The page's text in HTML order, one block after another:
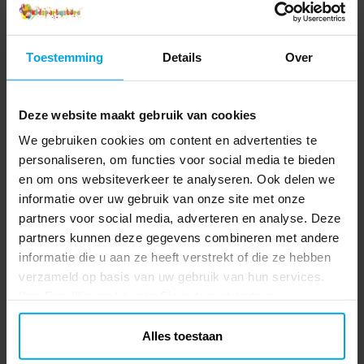
Toestemming Details Over
Deze website maakt gebruik van cookies
We gebruiken cookies om content en advertenties te
personaliseren, om functies voor social media te bieden
en om ons websiteverkeer te analyseren. Ook delen we
informatie over uw gebruik van onze site met onze
partners voor social media, adverteren en analyse. Deze
partners kunnen deze gegevens combineren met andere
informatie die u aan ze heeft verstrekt of die ze hebben
verzameld op basis van uw gebruik van hun services.
Alles toestaan
afbeeldingen van prinsessen Anna en Elsa
uit Disney’s geliefde film Frozen. Een
mooie en praktische aanvulling voor een
gemaakt van milieuvriendelijk FSC-
en hebben een inhoud van ongeveer 200
ml.
€ 3,29
Disney Frozen - Bordjes 8 stuks
8 bordjes in een mooie lichtblauwe kleur
met prachtige afbeeldingen van prinses
Elsa. Ideaal voor een kinderfeestje met
Frozen-thema. De bordjes zijn gemaakt
van milieuvriendelijk FSC-gecertificeerd
papier en hebben een diameter van 19,5
cm.
Actuele prijs:€ 2,99Vorige prijs:€ 3,49
€ 2,99 € 3,49
TOEVOEGEN
Anderen kochten ook